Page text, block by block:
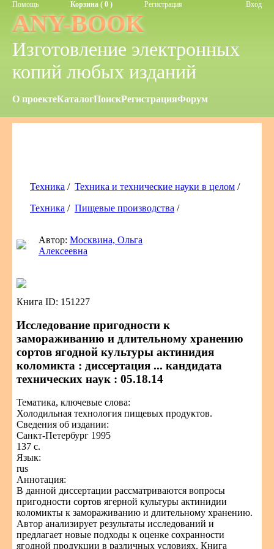
Помощь Корзина ( 0 ) Регистрация Вход
ANY-BOOK
Изготовление электронных
копий любых изданий
О проектеКаталогПоискРегистрацияФорум
Техника / Техника и технические науки в целом /
Техника / Пищевые производства /
Автор: Москвина, Ольга
Алексеевна
Книга ID: 151227
Исследование пригодности к
замораживанию и длительному хранению
сортов ягодной культуры актинидия
коломикта : диссертация ... кандидата
технических наук : 05.18.14
Тематика, ключевые слова:
Холодильная технология пищевых продуктов.
Сведения об издании:
Санкт-Петербург 1995
137 с.
Язык:
rus
Аннотация:
В данной диссертации рассматриваются вопросы
пригодности сортов ягерной культуры актинидии
коломикты к замораживанию и длительному хранению.
Автор анализирует результаты исследований и
предлагает новые подходы к оценке сохранности
ягодной продукции в различных условиях. Книга